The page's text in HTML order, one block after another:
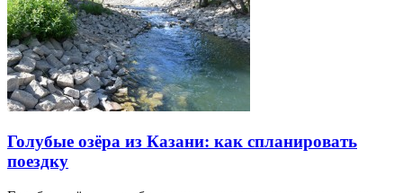
Голубые озёра из Казани: как спланировать
поездку